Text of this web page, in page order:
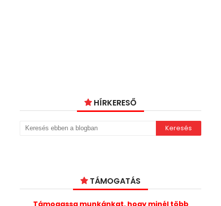
HÍRKERESŐ
TÁMOGATÁS